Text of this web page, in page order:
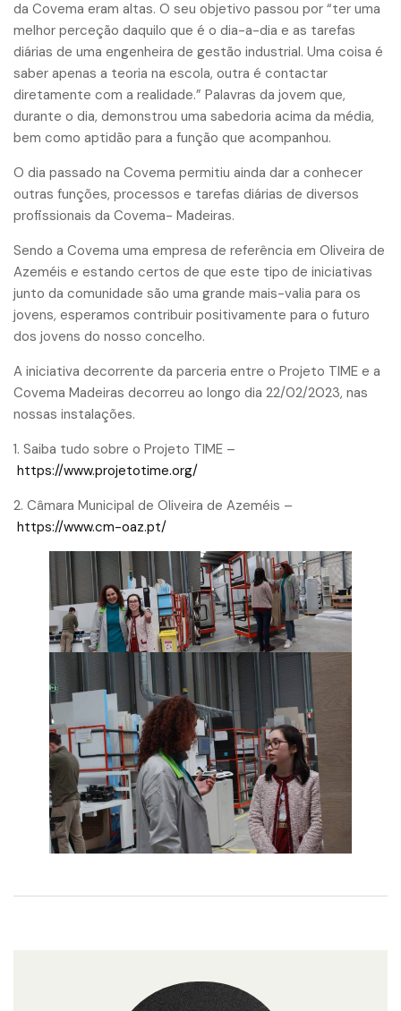
da Covema eram altas. O seu objetivo passou por “ter uma
melhor perceção daquilo que é o dia-a-dia e as tarefas
diárias de uma engenheira de gestão industrial. Uma coisa é
saber apenas a teoria na escola, outra é contactar
diretamente com a realidade.” Palavras da jovem que,
durante o dia, demonstrou uma sabedoria acima da média,
bem como aptidão para a função que acompanhou.
O dia passado na Covema permitiu ainda dar a conhecer
outras funções, processos e tarefas diárias de diversos
profissionais da Covema- Madeiras.
Sendo a Covema uma empresa de referência em Oliveira de
Azeméis e estando certos de que este tipo de iniciativas
junto da comunidade são uma grande mais-valia para os
jovens, esperamos contribuir positivamente para o futuro
dos jovens do nosso concelho.
A iniciativa decorrente da parceria entre o Projeto TIME e a
Covema Madeiras decorreu ao longo dia 22/02/2023, nas
nossas instalações.
1. Saiba tudo sobre o Projeto TIME –
https://www.projetotime.org/
2. Câmara Municipal de Oliveira de Azeméis –
https://www.cm-oaz.pt/